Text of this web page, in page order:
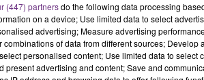
(447) partnersdo the following data processing
on a device; Use limited data to select
advertising; Measure advertising
combinations of data from different sources;
personalised content; Use limited data to select
present advertising and content; Save and